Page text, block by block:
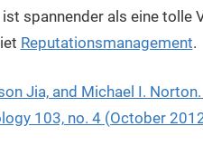
spannender als eine tolle
Reputationsmanagement.
Jia, and Michael I.
103, no. 4 (October